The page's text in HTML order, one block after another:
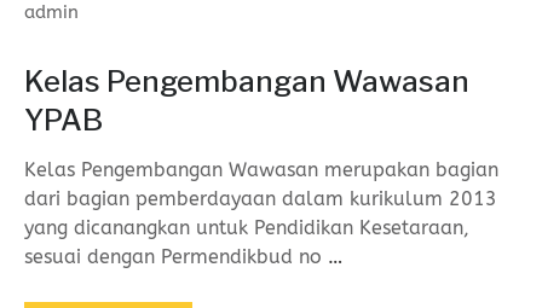
admin
Kelas Pengembangan Wawasan
YPAB
Kelas Pengembangan Wawasan merupakan bagian
dari bagian pemberdayaan dalam kurikulum 2013
yang dicanangkan untuk Pendidikan Kesetaraan,
sesuai dengan Permendikbud no …